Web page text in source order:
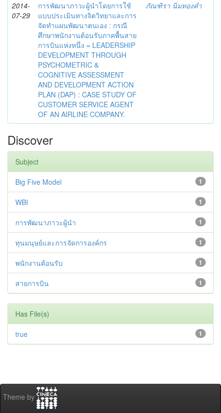
2014-
07-29
การพัฒนาภาวะผู้นำโดยการใช้
แบบประเมินทางจิตวิทยาและการ
จัดทำแผนพัฒนาตนเอง : กรณี
ศึกษาพนักงานต้อนรับภาคพื้นสาย
การบินแห่งหนึ่ง = LEADERSHIP
DEVELOPMENT THROUGH
PSYCHOMETRIC &
COGNITIVE ASSESSMENT
AND DEVELOPMENT ACTION
PLAN (DAP) : CASE STUDY OF
CUSTOMER SERVICE AGENT
OF AN AIRLINE COMPANY.
ภัณฑิรา นิ่มทองคำ
Discover
Subject
1
Big Five Model
1
WBI
1
การพัฒนาภาวะผู้นำ
1
ทุนมนุษย์และการจัดการองค์กร
1
พนักงานต้อนรับ
1
สายการบิน
Has File(s)
1
true
Theme by